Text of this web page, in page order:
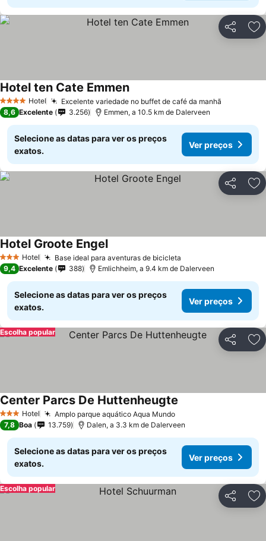
Partilhar
4 EstrelasHotel Excelente variedade no buffet de café da manhã
Hotel ten Cate Emmen
8,6 Excelente 3.256 Emmen, a 10.5 km de Dalerveen
Selecione as datas para ver os preços
exatos.
Ver preços
Partilhar
3 EstrelasHotel Base ideal para aventuras de bicicleta
Hotel Groote Engel
9,4 Excelente 388 Emlichheim, a 9.4 km de Dalerveen
Selecione as datas para ver os preços
exatos.
Ver preços
Partilhar
Escolha popular
3 EstrelasHotel Amplo parque aquático Aqua Mundo
Center Parcs De Huttenheugte
7,8 Boa 13.759 Dalen, a 3.3 km de Dalerveen
Selecione as datas para ver os preços
exatos.
Ver preços
Partilhar
Escolha popular